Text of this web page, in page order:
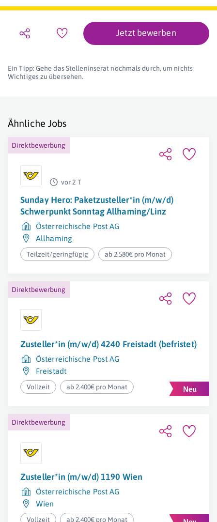
Jetzt bewerben
Ein Tipp: Gehe das Stelleninserat nochmals durch, um nichts
Wichtiges zu übersehen.
Ähnliche Jobs
Direktbewerbung
vor 2 T
Sunday Hero: Paketzusteller*in (m/w/d)
Schwerpunkt Sonntag Allhaming/Linz
Österreichische Post AG
Allhaming
Teilzeit/geringfügig ab 2.580€ pro Monat
Direktbewerbung
Zusteller*in (m/w/d) 4240 Freistadt (befristet)
Österreichische Post AG
Freistadt
Vollzeit ab 2.400€ pro Monat
Direktbewerbung
Zusteller*in (m/w/d) 1190 Wien
Österreichische Post AG
Wien
Vollzeit ab 2.400€ pro Monat